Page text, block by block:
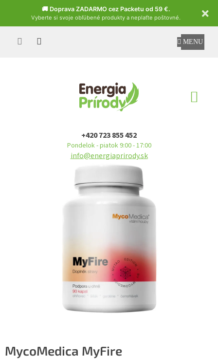
🚚 Doprava ZADARMO cez Packetu od 59 €.
Vyberte si svoje obľúbené produkty a neplaťte poštovné.
Czech
+420 723 855 452
Pondelok - piatok 9:00 - 17:00
info@energiaprirody.sk
MycoMedica MyFire